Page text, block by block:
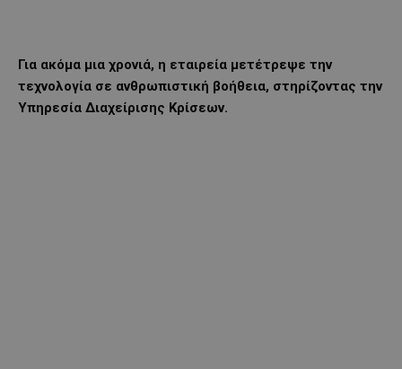
Για ακόμα μια χρονιά, η εταιρεία μετέτρεψε την
τεχνολογία σε ανθρωπιστική βοήθεια, στηρίζοντας την
Υπηρεσία Διαχείρισης Κρίσεων.